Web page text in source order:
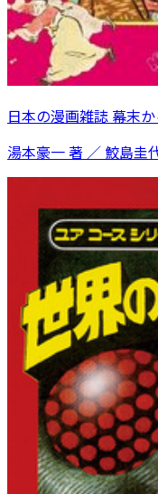
日本の漫画雑誌 幕末
湯本豪一 著 ／ 鮫島圭